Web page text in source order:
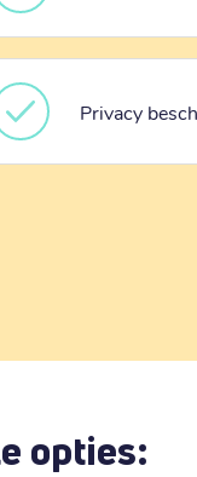
Privacy
opties: